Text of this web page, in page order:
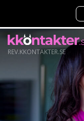
REV.KKONTAKTER.SE